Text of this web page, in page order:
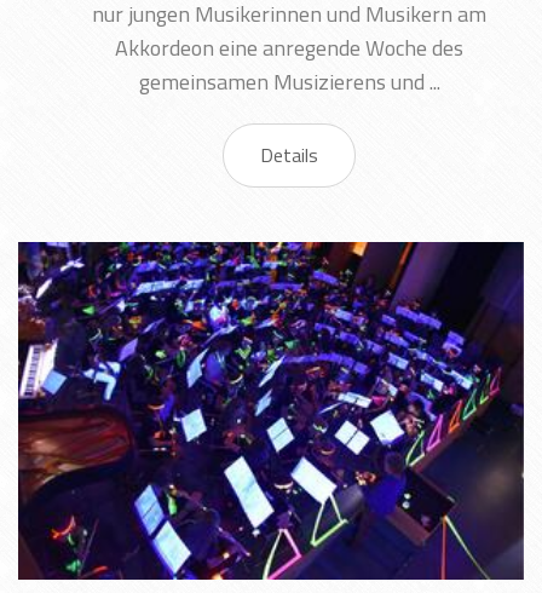
nur jungen Musikerinnen und Musikern am
Akkordeon eine anregende Woche des
gemeinsamen Musizierens und ...
Details